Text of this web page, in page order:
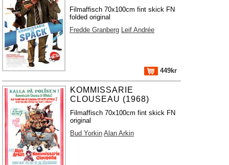
Filmaffisch 70x100cm fint skick FN
folded original
Fredde Granberg Leif Andrée
449kr
KOMMISSARIE
CLOUSEAU (1968)
Filmaffisch 70x100cm fint skick FN
original
Bud Yorkin Alan Arkin